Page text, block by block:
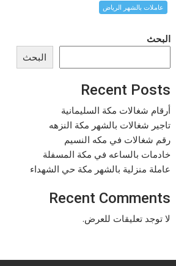
عاملات بالشهر الرياض
البحث
البحث
Recent Posts
أرقام شغالات مكة السليمانية
تاجير شغالات بالشهر مكة النزهه
رقم شغالات في مكه النسيم
خادمات بالساعه في مكة المسفلة
عاملة منزلية بالشهر مكة حي الشهداء
Recent Comments
لا توجد تعليقات للعرض.